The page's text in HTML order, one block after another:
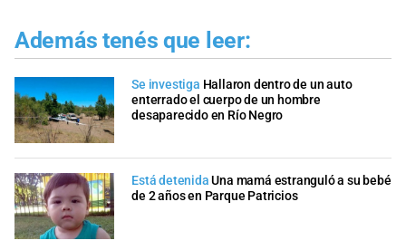
Además tenés que leer:
Se investiga Hallaron dentro de un auto
enterrado el cuerpo de un hombre
desaparecido en Río Negro
Está detenida Una mamá estranguló a su bebé
de 2 años en Parque Patricios